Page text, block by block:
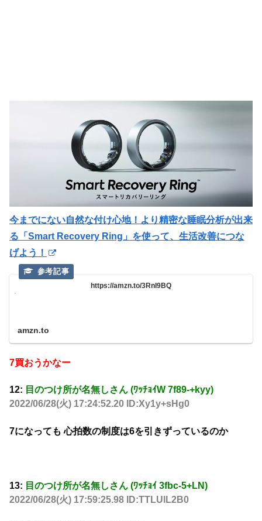
今までにない自然な付け心地！より精密な睡眠分析が出来
る「Smart Recovery Ring」を使って、生活改善につな
げよう！
https://amzn.to/3RnI9BQ
amzn.to
7買おうかなー
12: 目のつけ所が名無しさん (ﾜｯﾁｮｲW 7f89-+kyy)
2022/06/28(火) 17:24:52.20 ID:Xy1y+sHg0
7になっても 心拍数の制度は6を引きずっているのか
13: 目のつけ所が名無しさん (ﾜｯﾁｮｲ 3fbc-5+LN)
2022/06/28(火) 17:59:25.98 ID:TTLUlL2B0